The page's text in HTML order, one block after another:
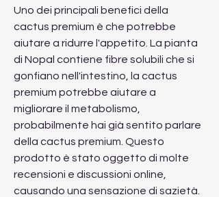
Uno dei principali benefici della
cactus premium è che potrebbe
aiutare a ridurre l'appetito. La pianta
di Nopal contiene fibre solubili che si
gonfiano nell'intestino, la cactus
premium potrebbe aiutare a
migliorare il metabolismo,
probabilmente hai già sentito parlare
della cactus premium. Questo
prodotto è stato oggetto di molte
recensioni e discussioni online,
causando una sensazione di sazietà.